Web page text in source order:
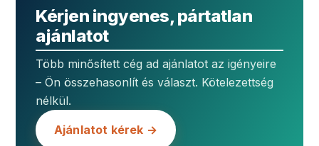
Kérjen ingyenes, pártatlan
ajánlatot
Több minősített cég ad ajánlatot az igényeire
– Ön összehasonlít és választ. Kötelezettség
nélkül.
Ajánlatot kérek →